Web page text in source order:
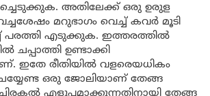
അതിലേക്ക് ഒരു ഉരുള
മറുഭാഗം വെച്ച് കവർ മൂടി
പരത്തി എടുക്കുക. ഇത്തരത്തിൽ
ചപ്പാത്തി ഉണ്ടാക്കി
ഇതേ രീതിയിൽ വളരെയധികം
ഒരു ജോലിയാണ് തേങ്ങ